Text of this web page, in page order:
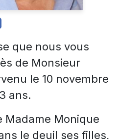
que nous vous
de Monsieur
le 10 novembre
ans.
Madame Monique
le deuil ses filles,